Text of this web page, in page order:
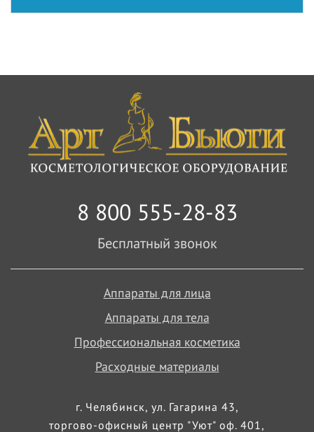
8 800 555-28-83
Бесплатный звонок
Аппараты для лица
Аппараты для тела
Профессиональная косметика
Расходные материалы
г. Челябинск, ул. Гагарина 43,
торгово-офисный центр "Уют" оф. 401,